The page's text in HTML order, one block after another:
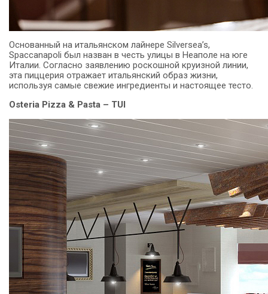
Основанный на итальянском лайнере Silversea’s,
Spaccanapoli был назван в честь улицы в Неаполе на юге
Италии. Согласно заявлению роскошной круизной линии,
эта пиццерия отражает итальянский образ жизни,
используя самые свежие ингредиенты и настоящее тесто.
Osteria Pizza & Pasta – TUI